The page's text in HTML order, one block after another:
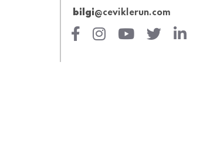
bilgi@ceviklerun.com